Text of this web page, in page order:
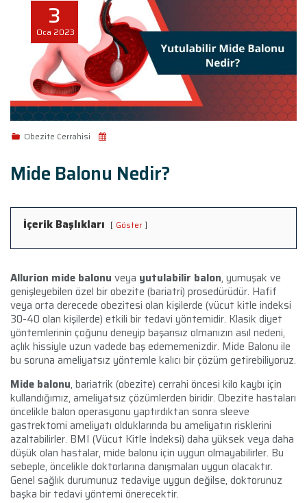
3
Oca 2023
Obezite Cerrahisi
Mide Balonu Nedir?
İçerik Başlıkları Göster
Allurion mide balonu veya yutulabilir balon, yumuşak ve
genişleyebilen özel bir obezite (bariatri) prosedürüdür. Hafif
veya orta derecede obezitesi olan kişilerde (vücut kitle indeksi
30-40 olan kişilerde) etkili bir tedavi yöntemidir. Klasik diyet
yöntemlerinin çoğunu deneyip başarısız olmanızın asıl nedeni,
açlık hissiyle uzun vadede baş edememenizdir. Mide Balonu ile
bu soruna ameliyatsız yöntemle kalıcı bir çözüm getirebiliyoruz.
Mide balonu, bariatrik (obezite) cerrahi öncesi kilo kaybı için
kullandığımız, ameliyatsız çözümlerden biridir. Obezite hastaları
öncelikle balon operasyonu yaptırdıktan sonra sleeve
gastrektomi ameliyatı olduklarında bu ameliyatın risklerini
azaltabilirler. BMI (Vücut Kitle İndeksi) daha yüksek veya daha
düşük olan hastalar, mide balonu için uygun olmayabilirler. Bu
sebeple, öncelikle doktorlarına danışmaları uygun olacaktır.
Genel sağlık durumunuz tedaviye uygun değilse, doktorunuz
başka bir tedavi yöntemi önerecektir.